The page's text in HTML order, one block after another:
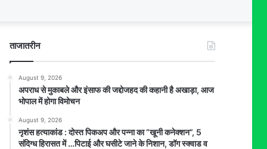
ताजातरीन
August 9, 2026
अपराध से मुकाबले और इंसाफ की जद्दोजहद की कहानी है अखाड़ा, आज
भोपाल में होगा विमोचन
August 9, 2026
नृशंस हत्याकांड : दोस्त पिकअप और पन्ना का “खूनी कनेक्शन”, 5
संदिग्ध हिरासत में …पिटाई और घसीटे जाने के निशान, डॉग स्क्वाड व